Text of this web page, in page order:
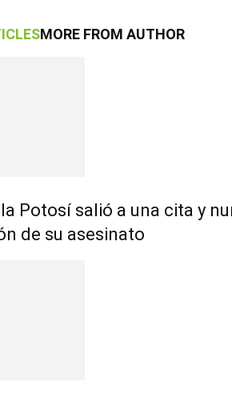
MORE FROM AUTHOR
Potosí salió a una cita y
de su asesinato